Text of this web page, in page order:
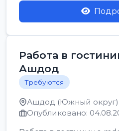
Работа в
Ашдод
Требуются
Ашдод (Южный округ)
Опубликовано: